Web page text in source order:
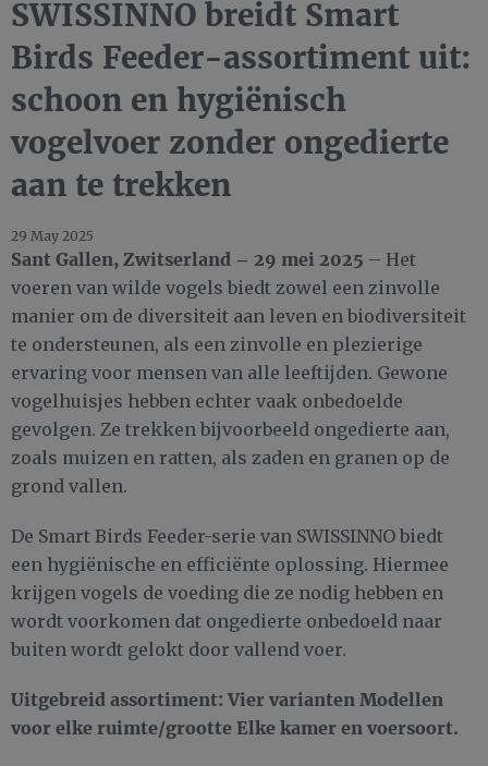
SWISSINNO breidt Smart
Birds Feeder-assortiment uit:
schoon en hygiënisch
vogelvoer zonder ongedierte
aan te trekken
29 May 2025
Sant Gallen, Zwitserland – 29 mei 2025 – Het
voeren van wilde vogels biedt zowel een zinvolle
manier om de diversiteit aan leven en biodiversiteit
te ondersteunen, als een zinvolle en plezierige
ervaring voor mensen van alle leeftijden. Gewone
vogelhuisjes hebben echter vaak onbedoelde
gevolgen. Ze trekken bijvoorbeeld ongedierte aan,
zoals muizen en ratten, als zaden en granen op de
grond vallen.
De Smart Birds Feeder-serie van SWISSINNO biedt
een hygiënische en efficiënte oplossing. Hiermee
krijgen vogels de voeding die ze nodig hebben en
wordt voorkomen dat ongedierte onbedoeld naar
buiten wordt gelokt door vallend voer.
Uitgebreid assortiment: Vier varianten Modellen
voor elke ruimte/grootte Elke kamer en voersoort.